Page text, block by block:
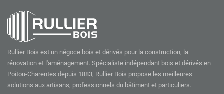
Rullier Bois est un négoce bois et dérivés pour la construction, la
rénovation et l'aménagement. Spécialiste indépendant bois et dérivés en
Poitou-Charentes depuis 1883, Rullier Bois propose les meilleures
solutions aux artisans, professionnels du bâtiment et particuliers.